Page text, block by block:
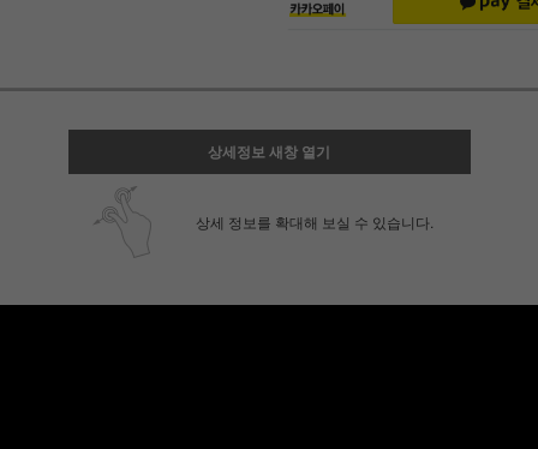
상세정보 새창 열기
상세 정보를 확대해 보실 수 있습니다.